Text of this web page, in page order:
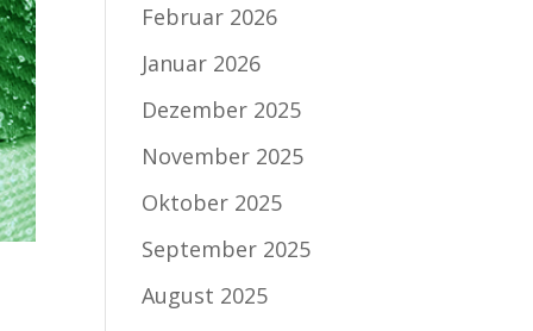
Februar 2026
Januar 2026
Dezember 2025
November 2025
Oktober 2025
September 2025
August 2025